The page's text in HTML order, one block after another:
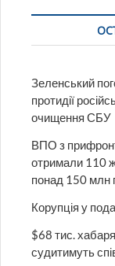
Зеленський
протидії
очищення СБУ
ВПО з
отримали 110
понад 150 млн
Корупція у
$68 тис. хабаря
судитимуть